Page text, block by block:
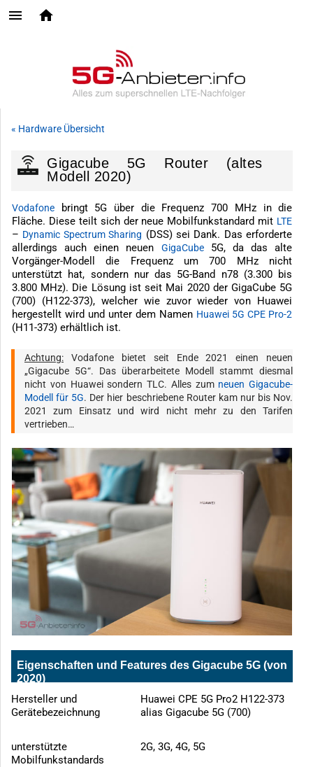
« Hardware Übersicht
Gigacube 5G Router (altes
Modell 2020)
Vodafone bringt 5G über die Frequenz 700 MHz in die
Fläche. Diese teilt sich der neue Mobilfunkstandard mit LTE
– Dynamic Spectrum Sharing (DSS) sei Dank. Das erforderte
allerdings auch einen neuen GigaCube5G, da das alte
Vorgänger-Modell die Frequenz um 700 MHz nicht
unterstützt hat, sondern nur das 5G-Band n78 (3.300 bis
3.800 MHz). Die Lösung ist seit Mai 2020 der GigaCube 5G
(700) (H122-373), welcher wie zuvor wieder von Huawei
hergestellt wird und unter dem Namen Huawei 5G CPE Pro-2
(H11-373) erhältlich ist.
Achtung: Vodafone bietet seit Ende 2021 einen neuen
„Gigacube 5G“. Das überarbeitete Modell stammt diesmal
nicht von Huawei sondern TLC. Alles zum neuen Gigacube-
Modell für 5G. Der hier beschriebene Router kam nur bis Nov.
2021 zum Einsatz und wird nicht mehr zu den Tarifen
vertrieben…
Eigenschaften und Features des Gigacube 5G (von
2020)
Hersteller und
Gerätebezeichnung
Huawei CPE 5G Pro2 H122-373
alias Gigacube 5G (700)
unterstützte
Mobilfunkstandards
2G, 3G, 4G, 5G